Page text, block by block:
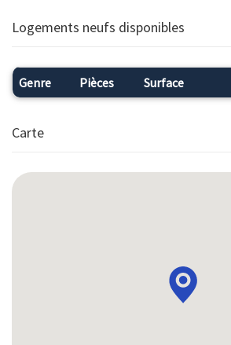
Logements neufs disponibles
Genre Pièces Surface
Carte